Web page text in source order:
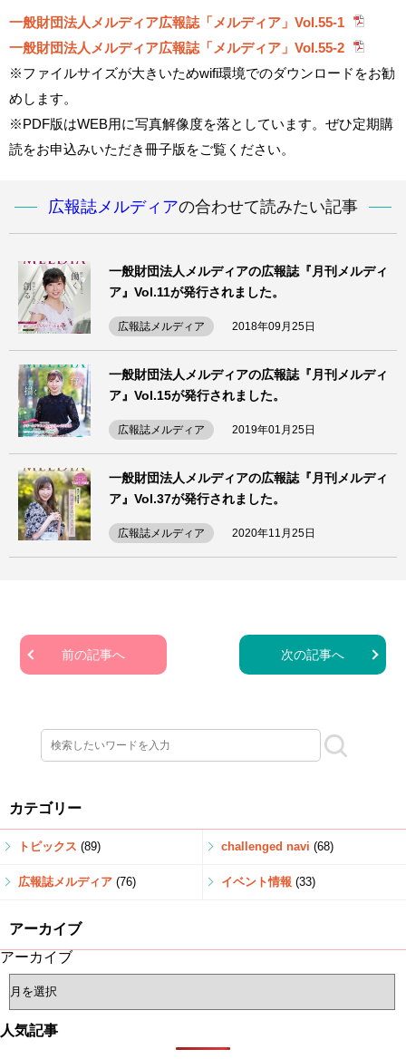
一般財団法人メルディア広報誌「メルディア」Vol.55-1
一般財団法人メルディア広報誌「メルディア」Vol.55-2
※ファイルサイズが大きいためwifi環境でのダウンロードをお勧
めします。
※PDF版はWEB用に写真解像度を落としています。ぜひ定期購
読をお申込みいただき冊子版をご覧ください。
広報誌メルディアの合わせて読みたい記事
一般財団法人メルディアの広報誌『月刊メルディ
ア』Vol.11が発行されました。
広報誌メルディア 2018年09月25日
一般財団法人メルディアの広報誌『月刊メルディ
ア』Vol.15が発行されました。
広報誌メルディア 2019年01月25日
一般財団法人メルディアの広報誌『月刊メルディ
ア』Vol.37が発行されました。
広報誌メルディア 2020年11月25日
前の記事へ 次の記事へ
カテゴリー
トピックス (89) challenged navi (68)
広報誌メルディア (76) イベント情報 (33)
アーカイブ
アーカイブ
人気記事